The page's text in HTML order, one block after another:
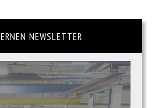
NEWSLETTER